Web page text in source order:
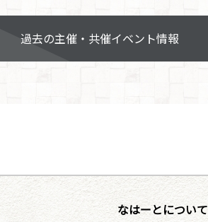
過去の主催・共催イベント情報
なはーとについて